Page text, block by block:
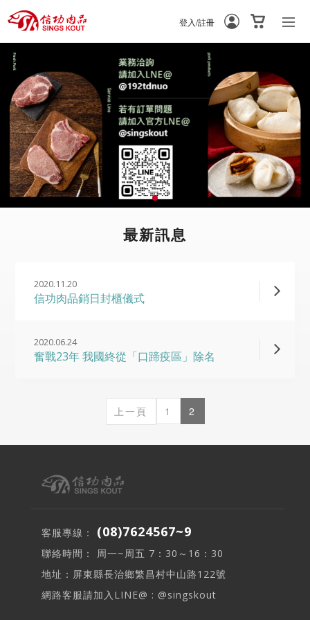
登入/註冊
最新訊息
2020.11.20
信功肉品銷日封櫃儀式
2020.06.24
奮戰23年 我國終從「口蹄疫區」除名
上一頁 1 2
客服專線： (08)7624567~9
聯絡時間： 周一~周五 7：30～16：30
地址：屏東縣長治鄉繁昌村中山路122號
網路客服請加入LINE@ : @singskout